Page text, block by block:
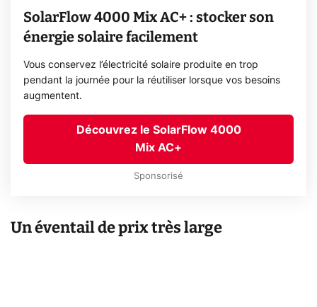
SolarFlow 4000 Mix AC+ : stocker son
énergie solaire facilement
Vous conservez l’électricité solaire produite en trop
pendant la journée pour la réutiliser lorsque vos besoins
augmentent.
Découvrez le SolarFlow 4000
Mix AC+
Sponsorisé
Un éventail de prix très large